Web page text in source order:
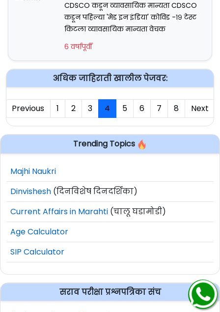
CDSCO कडून व्यावसायिक मान्यता CDSCO
कडून पहिल्या 'मेड इन इंडिया' कोविड -१९ टेस्ट
किटला व्यावसायिक मान्यता वेचक
6 वर्षापूर्वी
अधिक जाहिराती खालील पेजवर:
Previous 1 2 3 4 5 6 7 8 Next
Trending Topics
Majhi Naukri
Dinvishesh (दिनविशेष दिनदर्शिका)
Current Affairs in Marahti (चालू घडामोडी)
Age Calculator
SIP Calculator
सराव परीक्षा प्रश्नपत्रिका संच